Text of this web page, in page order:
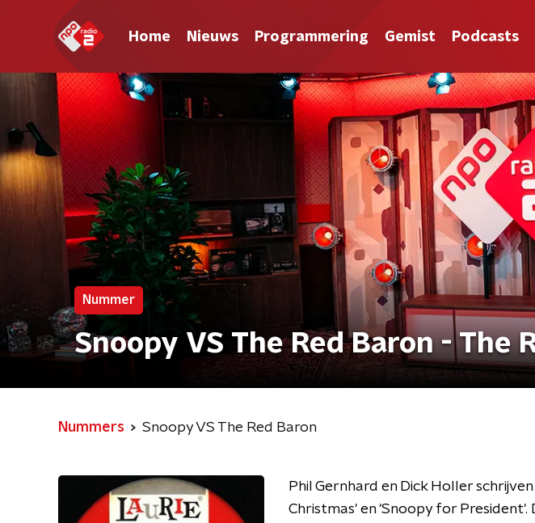
Home Nieuws Programmering Gemist Podcasts
Nummer
Snoopy VS The Red Baron - The
Nummers Snoopy VS The Red Baron
Phil Gernhard en Dick Holler
Christmas' en 'Snoopy for